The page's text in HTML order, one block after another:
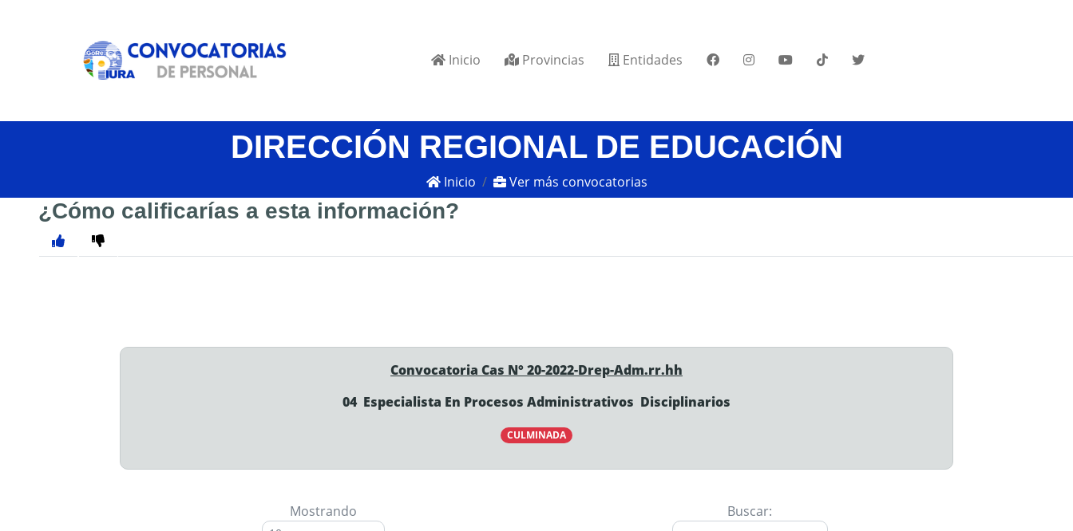
Inicio Provincias Entidades
DIRECCIÓN REGIONAL DE EDUCACIÓN
Inicio Ver más convocatorias
¿Cómo calificarías a esta información?
Convocatoria Cas N°20-2022-Drep-Adm.rr.hh
04 Especialista En Procesos Administrativos Disciplinarios
CULMINADA
Mostrando Buscar: